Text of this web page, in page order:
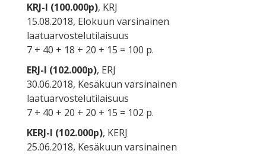
KRJ-I (100.000p), KRJ
15.08.2018, Elokuun varsinainen
laatuarvostelutilaisuus
7 + 40 + 18 + 20 + 15 = 100 p.
ERJ-I (102.000p), ERJ
30.06.2018, Kesäkuun varsinainen
laatuarvostelutilaisuus
7 + 40 + 20 + 20 + 15 = 102 p.
KERJ-I (102.000p), KERJ
25.06.2018, Kesäkuun varsinainen